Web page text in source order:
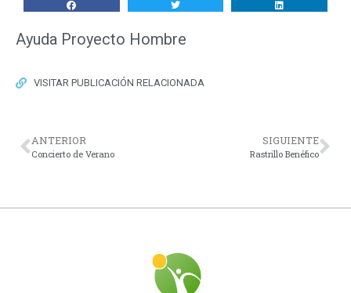
Ayuda Proyecto Hombre
VISITAR PUBLICACIÓN RELACIONADA
ANTERIOR
Concierto de Verano
SIGUIENTE
Rastrillo Benéfico